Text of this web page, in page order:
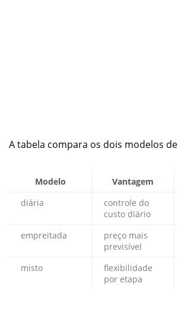
A tabela compara os dois modelos
Modelo Vantagem
diária
controle do
custo diário
empreitada
preço mais
previsível
misto
flexibilidade
por etapa